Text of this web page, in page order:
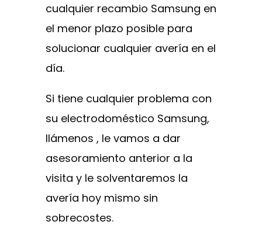
cualquier recambio Samsung en
el menor plazo posible para
solucionar cualquier avería en el
día.
Si tiene cualquier problema con
su electrodoméstico Samsung,
llámenos , le vamos a dar
asesoramiento anterior a la
visita y le solventaremos la
avería hoy mismo sin
sobrecostes.